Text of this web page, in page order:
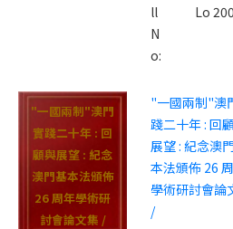
ll
N
o:
Lo
"一國兩制"澳門
實踐二十年 : 回
顧與展望 : 紀念
澳門基本法頒佈
26 周年學術研
討會論文集 /
"一國兩制"澳
踐二十年 : 回
展望 : 紀念澳
本法頒佈 26
學術研討會論
/